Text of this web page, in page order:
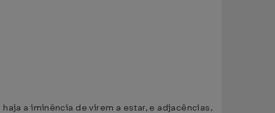
a iminência de virem a estar, e adjacências,